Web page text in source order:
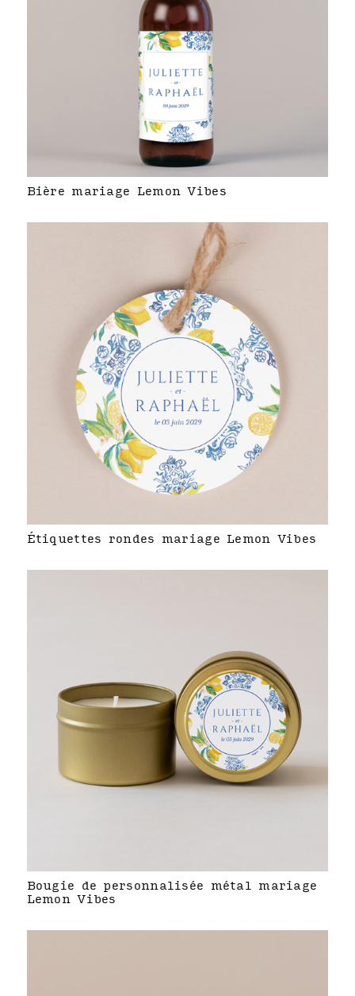
Bière mariage Lemon Vibes
Étiquettes rondes mariage Lemon Vibes
Bougie de personnalisée métal mariage
Lemon Vibes